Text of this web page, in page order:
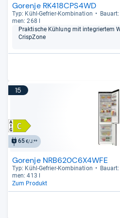
Gorenje RK418CPS4WD
Typ: Kühl-​Gefrier-​Kom­bi­na­tion
men: 268 l
Prak­ti­sche Küh­lung mit inte­grier­tem
CrispZone
15
65€/J.**
Gorenje NRB620C6X4WFE
Typ: Kühl-​Gefrier-​Kom­bi­na­tion
men: 413 l
Zum Produkt